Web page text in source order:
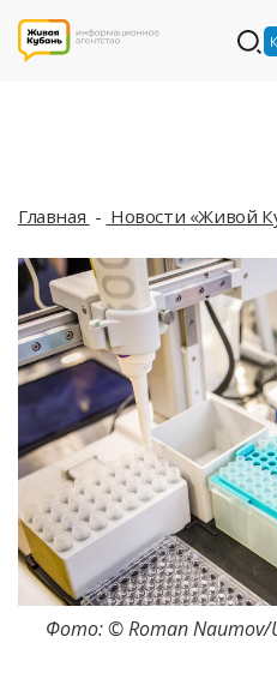
Главная Новости «Живой
Фото: © Roman Naumov/